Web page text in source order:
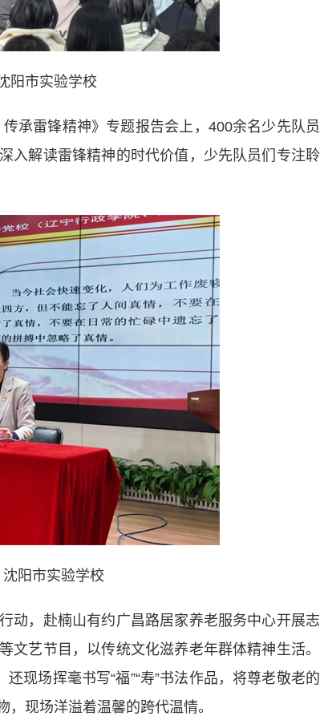
阳市实验学校
雷锋精神》专题报告会上，400余名少先队员
入解读雷锋精神的时代价值，少先队员们专注聆
阳市实验学校
，赴楠山有约广昌路居家养老服务中心开展志
文艺节目，以传统文化滋养老年群体精神生活。
现场挥毫书写“福”“寿”书法作品，将尊老敬老的
现场洋溢着温馨的跨代温情。